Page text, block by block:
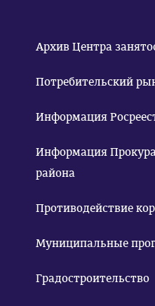
Архив Центра
Потребительский
Информация
Информация
района
Противодействие
Муниципальные
Градостроительство